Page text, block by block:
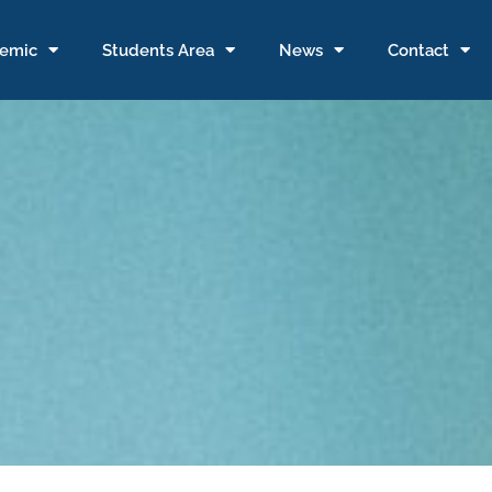
Students Area News Contact